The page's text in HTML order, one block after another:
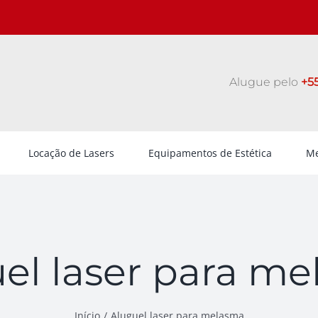
Alugue pelo
Locação de Lasers Equipamentos de Estética
laser para